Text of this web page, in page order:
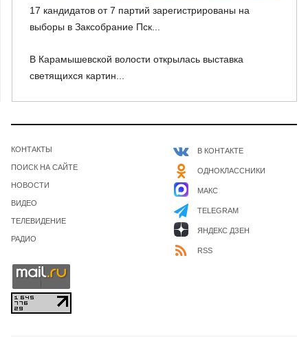
17 кандидатов от 7 партий зарегистрированы на
выборы в Заксобрание Пск...
В Карамышевской волости открылась выставка
светящихся картин...
КОНТАКТЫ
ПОИСК НА САЙТЕ
НОВОСТИ
ВИДЕО
ТЕЛЕВИДЕНИЕ
РАДИО
В КОНТАКТЕ
ОДНОКЛАССНИКИ
МАКС
TELEGRAM
ЯНДЕКС ДЗЕН
RSS